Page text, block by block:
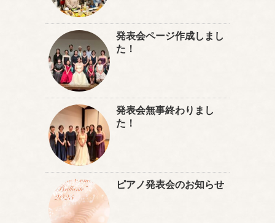
発表会ページ作成しまし
た！
発表会無事終わりまし
た！
ピアノ発表会のお知らせ